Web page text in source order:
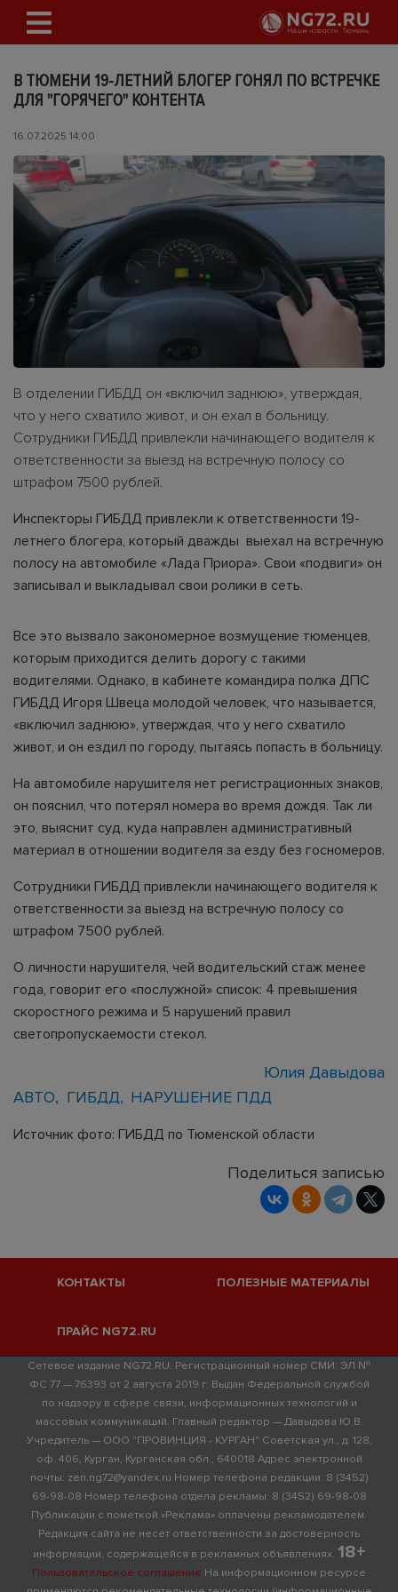
В ТЮМЕНИ 19-ЛЕТНИЙ БЛОГЕР ГОНЯЛ ПО ВСТРЕЧКЕ
ДЛЯ "ГОРЯЧЕГО" КОНТЕНТА
16.07.2025 14:00
В отделении ГИБДД он «включил заднюю», утверждая,
что у него схватило живот, и он ехал в больницу.
Сотрудники ГИБДД привлекли начинающего водителя к
ответственности за выезд на встречную полосу со
штрафом 7500 рублей.
Инспекторы ГИБДД привлекли к ответственности 19-
летнего блогера, который дважды выехал на встречную
полосу на автомобиле «Лада Приора». Свои «подвиги» он
записывал и выкладывал свои ролики в сеть.
Все это вызвало закономерное возмущение тюменцев,
которым приходится делить дорогу с такими
водителями. Однако, в кабинете командира полка ДПС
ГИБДД Игоря Швеца молодой человек, что называется,
«включил заднюю», утверждая, что у него схватило
живот, и он ездил по городу, пытаясь попасть в больницу.
На автомобиле нарушителя нет регистрационных знаков,
он пояснил, что потерял номера во время дождя. Так ли
это, выяснит суд, куда направлен административный
материал в отношении водителя за езду без госномеров.
Сотрудники ГИБДД привлекли начинающего водителя к
ответственности за выезд на встречную полосу со
штрафом 7500 рублей.
О личности нарушителя, чей водительский стаж менее
года, говорит его «послужной» список: 4 превышения
скоростного режима и 5 нарушений правил
светопропускаемости стекол.
Юлия Давыдова
АВТО
ГИБДД НАРУШЕНИЕ ПДД
Источник фото: ГИБДД по Тюменской области
Поделиться записью
КОНТАКТЫ ПОЛЕЗНЫЕ МАТЕРИАЛЫ
ПРАЙС NG72.RU
Сетевое издание NG72.RU. Регистрационный номер СМИ: ЭЛ №
ФС 77 — 76393 от 2 августа 2019 г. Выдан Федеральной службой
по надзору в сфере связи, информационных технологий и
массовых коммуникаций. Главный редактор — Давыдова Ю.В.
Учредитель — ООО "ПРОВИНЦИЯ - КУРГАН" Советская ул., д. 128,
оф. 406, Курган, Курганская обл., 640018 Адрес электронной
почты: zen.ng72@yandex.ru Номер телефона редакции: 8 (3452)
69-98-08 Номер телефона отдела рекламы: 8 (3452) 69-98-08
Публикации с пометкой «Реклама» оплачены рекламодателем.
Редакция сайта не несет ответственности за достоверность
информации, содержащейся в рекламных объявлениях. 18+
Пользовательское соглашение На информационном ресурсе